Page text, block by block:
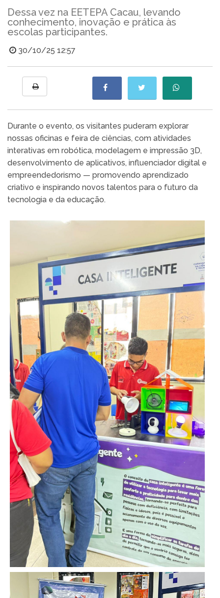
Dessa vez na EETEPA Cacau, levando
conhecimento, inovação e prática às
escolas participantes.
30/10/25 12:57
Durante o evento, os visitantes puderam explorar
nossas oficinas e feira de ciências, com atividades
interativas em robótica, modelagem e impressão 3D,
desenvolvimento de aplicativos, influenciador digital e
empreendedorismo — promovendo aprendizado
criativo e inspirando novos talentos para o futuro da
tecnologia e da educação.